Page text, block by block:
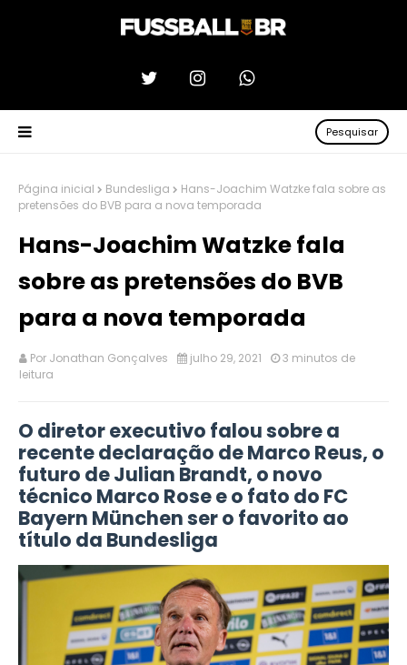
Pesquisar
Página inicial Bundesliga
Hans-Joachim Watzke fala sobre as
pretensões do BVB para a nova temporada
Hans-Joachim Watzke fala
sobre as pretensões do BVB
para a nova temporada
Por Jonathan Gonçalves julho 29, 2021
3 minutos de
leitura
O diretor executivo falou sobre a
recente declaração de Marco Reus, o
futuro de Julian Brandt, o novo
técnico Marco Rose e o fato do FC
Bayern München ser o favorito ao
título da Bundesliga